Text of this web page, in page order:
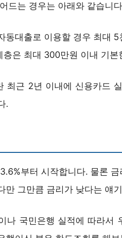
드는 경우는 아래와 같습니
동대출로 이용할 경우 최대 5
층은 최대 300만원 이내 기본
최근 2년 이내에 신용카드
.
부터 시작합니다. 물론
만 그만큼 금리가 낮다는 얘
나 국민은행 실적에 따라서